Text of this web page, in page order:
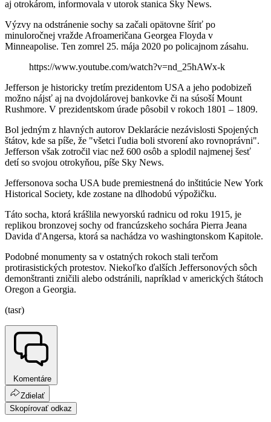
aj otrokárom, informovala v utorok stanica Sky News.
Výzvy na odstránenie sochy sa začali opätovne šíriť po
minuloročnej vražde Afroameričana Georgea Floyda v
Minneapolise. Ten zomrel 25. mája 2020 po policajnom zásahu.
https://www.youtube.com/watch?v=nd_25hAWx-k
Jefferson je historicky tretím prezidentom USA a jeho podobizeň
možno nájsť aj na dvojdolárovej bankovke či na súsoší Mount
Rushmore. V prezidentskom úrade pôsobil v rokoch 1801 – 1809.
Bol jedným z hlavných autorov Deklarácie nezávislosti Spojených
štátov, kde sa píše, že "všetci ľudia boli stvorení ako rovnoprávni".
Jefferson však zotročil viac než 600 osôb a splodil najmenej šesť
detí so svojou otrokyňou, píše Sky News.
Jeffersonova socha USA bude premiestnená do inštitúcie New York
Historical Society, kde zostane na dlhodobú výpožičku.
Táto socha, ktorá krášlila newyorskú radnicu od roku 1915, je
replikou bronzovej sochy od francúzskeho sochára Pierra Jeana
Davida d'Angersa, ktorá sa nachádza vo washingtonskom Kapitole.
Podobné monumenty sa v ostatných rokoch stali terčom
protirasistických protestov. Niekoľko ďalších Jeffersonových sôch
demonštranti zničili alebo odstránili, napríklad v amerických štátoch
Oregon a Georgia.
(tasr)
Komentáre
Zdielať
Skopírovať odkaz